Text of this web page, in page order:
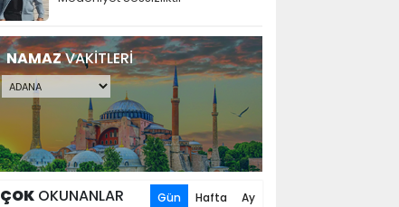
NAMAZVAKİTLERİ
ÇOKOKUNANLAR Gün Hafta Ay